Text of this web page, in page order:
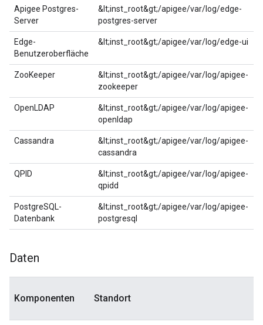
Apigee Postgres-
Server
&lt;inst_root&gt;/apigee/var/log/edge-
postgres-server
Edge-
Benutzeroberfläche
&lt;inst_root&gt;/apigee/var/log/edge-ui
ZooKeeper
&lt;inst_root&gt;/apigee/var/log/apigee-
zookeeper
OpenLDAP
&lt;inst_root&gt;/apigee/var/log/apigee-
openldap
Cassandra
&lt;inst_root&gt;/apigee/var/log/apigee-
cassandra
QPID
&lt;inst_root&gt;/apigee/var/log/apigee-
qpidd
PostgreSQL-
Datenbank
&lt;inst_root&gt;/apigee/var/log/apigee-
postgresql
Daten
Komponenten Standort